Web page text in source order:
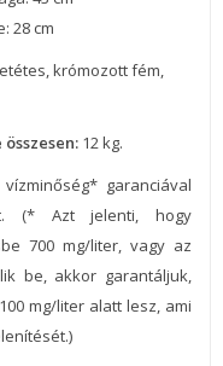
28 cm
krómozott fém,
12 kg.
garanciával
(* Azt jelenti, hogy
700 mg/liter, vagy az
be, akkor garantáljuk,
mg/liter alatt lesz, ami